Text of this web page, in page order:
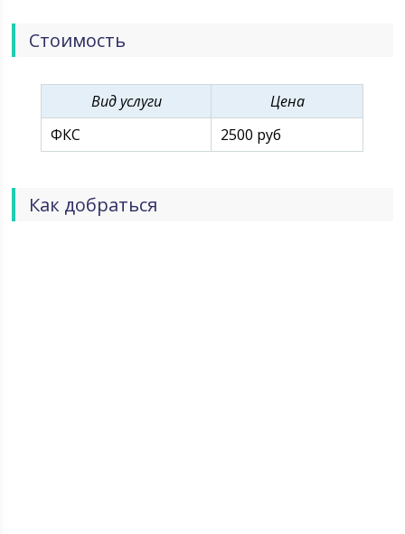
Стоимость
Вид услуги
Цена
ФКС
2500 руб
Как добраться